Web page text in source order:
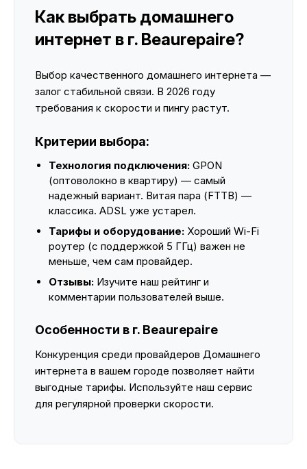
Как выбрать домашнего
интернет в г. Beaurepaire?
Выбор качественного домашнего интернета —
залог стабильной связи. В 2026 году
требования к скорости и пингу растут.
Критерии выбора:
Технология подключения: GPON
(оптоволокно в квартиру) — самый
надежный вариант. Витая пара (FTTB) —
классика. ADSL уже устарел.
Тарифы и оборудование: Хороший Wi-Fi
роутер (с поддержкой 5 ГГц) важен не
меньше, чем сам провайдер.
Отзывы: Изучите наш рейтинг и
комментарии пользователей выше.
Особенности в г. Beaurepaire
Конкуренция среди провайдеров Домашнего
интернета в вашем городе позволяет найти
выгодные тарифы. Используйте наш сервис
для регулярной проверки скорости.